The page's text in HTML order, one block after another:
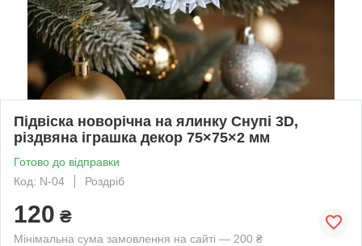
Підвіска новорічна на ялинку Снупі 3D,
різдвяна іграшка декор 75×75×2 мм
Готово до відправки
Код: N-04
Роздріб
120 ₴
Мінімальна сума замовлення на сайті — 200 ₴